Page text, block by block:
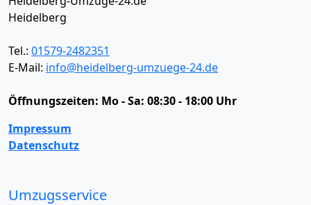
Heidelberg
Tel.: 01579-2482351
E-Mail: info@heidelberg-umzuege-24.de
Öffnungszeiten: Mo - Sa: 08:30 - 18:00 Uhr
Impressum
Datenschutz
Umzugsservice